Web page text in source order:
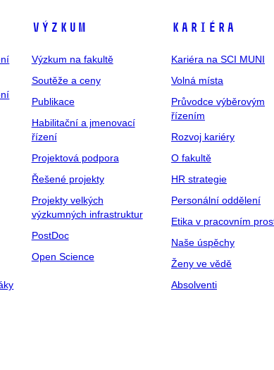
Výzkum
Výzkum na fakultě
Soutěže a ceny
Publikace
Habilitační a jmenovací
řízení
Projektová podpora
Řešené projekty
Projekty velkých
výzkumných infrastruktur
PostDoc
Open Science
Kariéra
Kariéra na SCI MUNI
Volná místa
Průvodce výběrovým
řízením
Rozvoj kariéry
O fakultě
HR strategie
Personální oddělení
Etika v pracovním
Naše úspěchy
Ženy ve vědě
Absolventi